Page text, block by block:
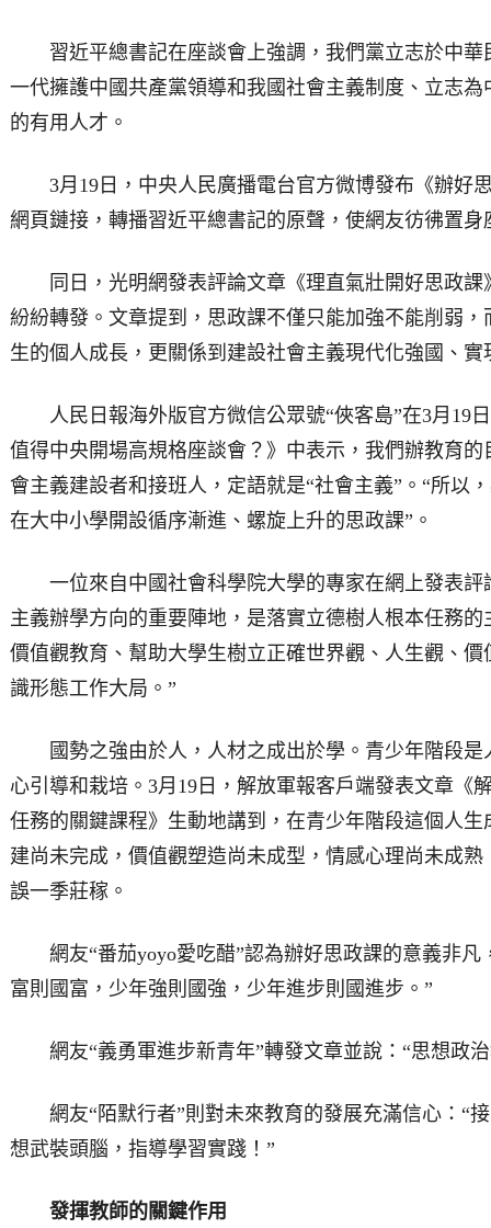
習近平總書記在座談會上強調，我們黨立志於中華
一代擁護中國共產黨領導和我國社會主義制度、立志
的有用人才。
3月19日，中央人民廣播電台官方微博發布《辦好
網頁鏈接，轉播習近平總書記的原聲，使網友彷彿置
同日，光明網發表評論文章《理直氣壯開好思政課
紛紛轉發。文章提到，思政課不僅只能加強不能削弱
生的個人成長，更關係到建設社會主義現代化強國、
人民日報海外版官方微信公眾號“俠客島”在3月19
值得中央開場高規格座談會？》中表示，我們辦教育
會主義建設者和接班人，定語就是“社會主義”。“所以
在大中小學開設循序漸進、螺旋上升的思政課”。
一位來自中國社會科學院大學的專家在網上發表評
主義辦學方向的重要陣地，是落實立德樹人根本任務
價值觀教育、幫助大學生樹立正確世界觀、人生觀、
識形態工作大局。”
國勢之強由於人，人材之成出於學。青少年階段是
心引導和栽培。3月19日，解放軍報客戶端發表文章《
任務的關鍵課程》生動地講到，在青少年階段這個人
建尚未完成，價值觀塑造尚未成型，情感心理尚未成
誤一季莊稼。
網友“番茄yoyo愛吃醋”認為辦好思政課的意義非凡
富則國富，少年強則國強，少年進步則國進步。”
網友“義勇軍進步新青年”轉發文章並說：“思想政治
網友“陌默行者”則對未來教育的發展充滿信心：“
想武裝頭腦，指導學習實踐！”
發揮教師的關鍵作用